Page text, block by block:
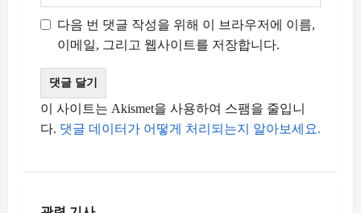
다음 번 댓글 작성을 위해 이 브라우저에 이름,
이메일, 그리고 웹사이트를 저장합니다.
이 사이트는 Akismet을 사용하여 스팸을 줄입니
다. 댓글 데이터가 어떻게 처리되는지 알아보세요.